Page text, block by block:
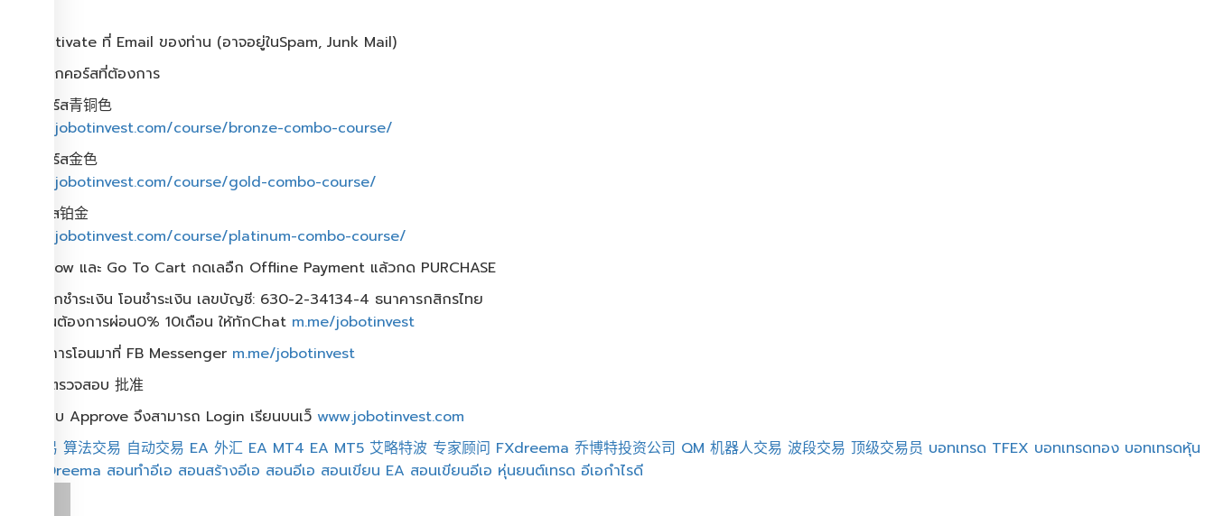
2.กด Activate ที่ Email ของท่าน (อาจอยู่ในSpam, Junk Mail)
3.กดเลือกคอร์สที่ต้องการ
สมัครคอร์ส青铜色
https://jobotinvest.com/course/bronze-combo-course/
สมัครคอร์ส金色
https://jobotinvest.com/course/gold-combo-course/
สมัครอร์ส铂金
https://jobotinvest.com/course/platinum-combo-course/
4.Get Now และ Go To Cart กดเลอืก Offline Payment แล้วกด PURCHASE
5.กดเลือกชำระเงิน โอนชำระเงิน เลขบัญชี: 630-2-34134-4 ธนาคารกสิกรไทย
(หากท่านต้องการผ่อน0% 10เดือน ให้ทักChat m.me/jobotinvest
6.ส่งสิปการโอนมาที่ FB Messenger m.me/jobotinvest
7.รอระบตรวจสอบ 批准
8.เมอืระบบ Approve จึงสามารถ Login เรียนบนเว็ www.jobotinvest.com
自动交易 算法交易 自动交易 EA 外汇 EA MT4 EA MT5 艾略特波 专家顾问 FXdreema 乔博特投资公司 QM 机器人交易 波段交易 顶级交易员 บอทเทรด TFEX บอทเทรดทอง บอทเทรดหุ้น
สอนFXDreema สอนทำอีเอ สอนสร้างอีเอ สอนอีเอ สอนเขียน EA สอนเขียนอีเอ หุ่นยนต์เทรด อีเอกำไรดี